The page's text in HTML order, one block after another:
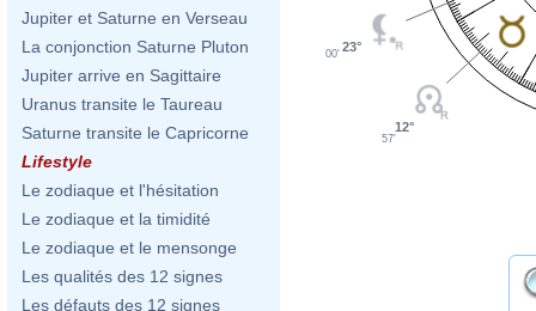
Jupiter et Saturne en Verseau
La conjonction Saturne Pluton
Jupiter arrive en Sagittaire
Uranus transite le Taureau
Saturne transite le Capricorne
Lifestyle
Le zodiaque et l'hésitation
Le zodiaque et la timidité
Le zodiaque et le mensonge
Les qualités des 12 signes
Les défauts des 12 signes
23°
00'
12°
57'